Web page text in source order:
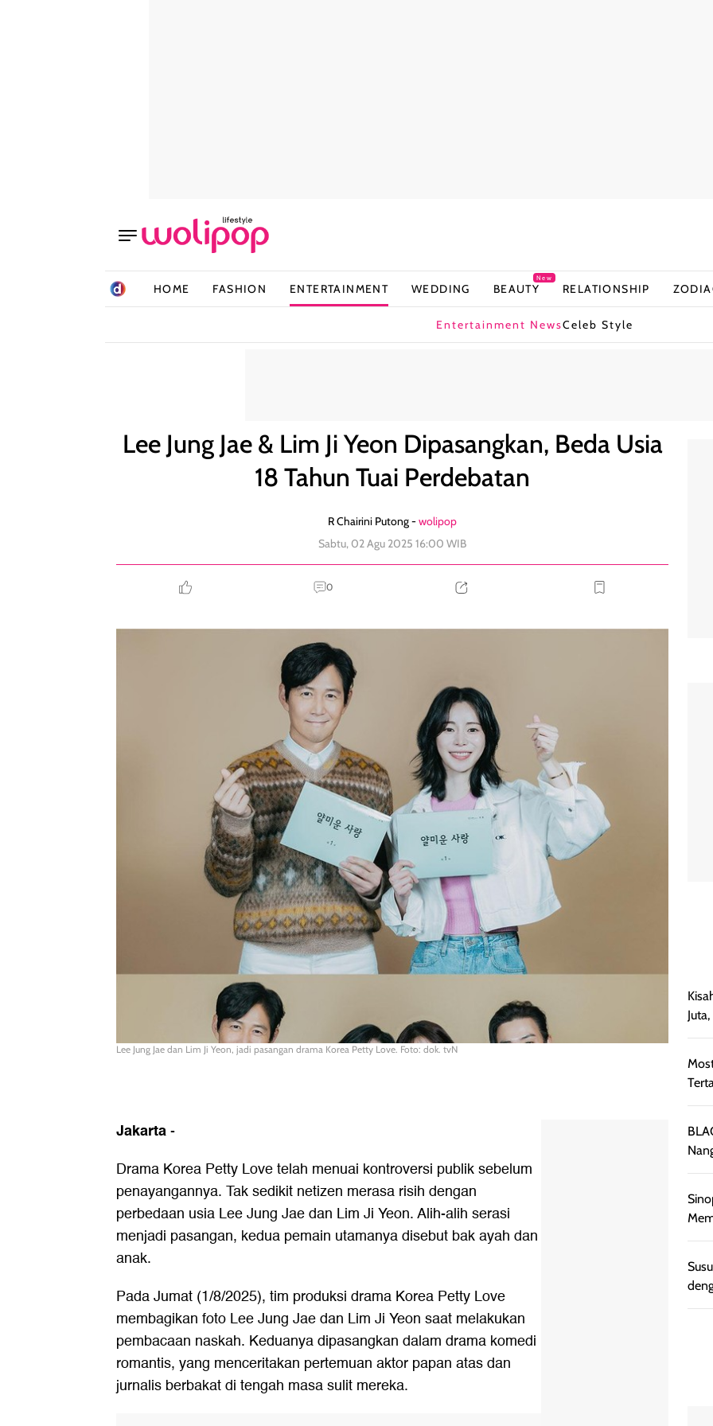
HOME FASHION ENTERTAINMENT WEDDING BEAUTY
New
RELATIONSHIP
Entertainment NewsCeleb Style
Lee Jung Jae & Lim Ji Yeon Dipasangkan, Beda Usia
18 Tahun Tuai Perdebatan
R Chairini Putong -wolipop
Sabtu, 02 Agu 2025 16:00 WIB
0
Lee Jung Jae dan Lim Ji Yeon, jadi pasangan drama Korea Petty Love. Foto: dok. tvN
Jakarta-
Drama Korea Petty Love telah menuai kontroversi publik sebelum
penayangannya. Tak sedikit netizen merasa risih dengan
perbedaan usia Lee Jung Jae dan Lim Ji Yeon. Alih-alih serasi
menjadi pasangan, kedua pemain utamanya disebut bak ayah dan
anak.
Pada Jumat (1/8/2025), tim produksi drama Korea Petty Love
membagikan foto Lee Jung Jae dan Lim Ji Yeon saat melakukan
pembacaan naskah. Keduanya dipasangkan dalam drama komedi
romantis, yang menceritakan pertemuan aktor papan atas dan
jurnalis berbakat di tengah masa sulit mereka.